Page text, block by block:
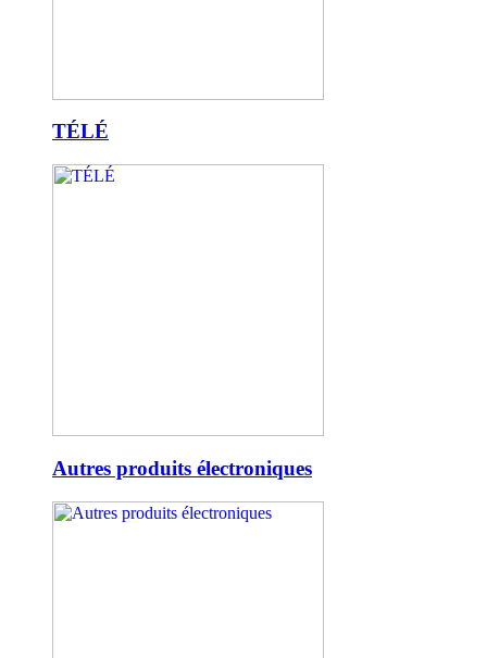
TÉLÉ
Autres produits électroniques